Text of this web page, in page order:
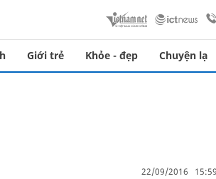
Giới trẻ Khỏe - đẹp Chuyện lạ
22/09/2016